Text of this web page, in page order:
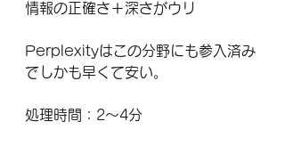
情報の正確さ＋深さがウリ
Perplexityはこの分野にも参入済み
でしかも早くて安い。
処理時間：2〜4分